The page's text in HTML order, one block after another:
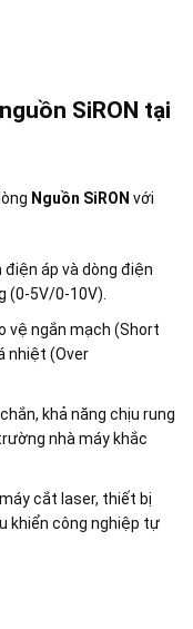
SiRON tại
Nguồn SiRON với
điện áp và dòng điện
(0-5V/0-10V).
vệ ngắn mạch (Short
nhiệt (Over
khả năng chịu rung
nhà máy khắc
cắt laser, thiết bị
khiển công nghiệp tự